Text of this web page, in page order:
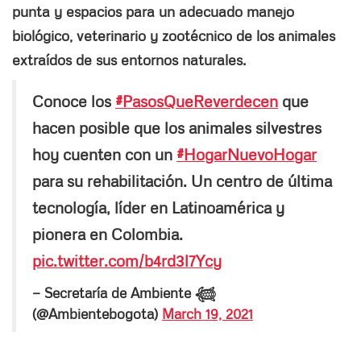
punta y espacios para un adecuado manejo
biológico, veterinario y zootécnico de los animales
extraídos de sus entornos naturales.
Conoce los #PasosQueReverdecen que
hacen posible que los animales silvestres
hoy cuenten con un #HogarNuevoHogar
para su rehabilitación. Un centro de última
tecnología, líder en Latinoamérica y
pionera en Colombia.
pic.twitter.com/b4rd3l7Ycy
— Secretaría de Ambiente 𓆉
(@Ambientebogota) March 19, 2021